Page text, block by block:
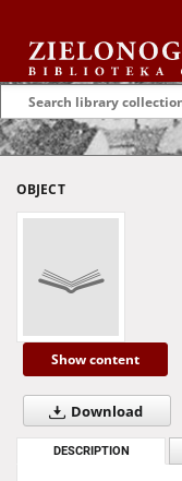
OBJECT
Show content
Download
DESCRIPTION